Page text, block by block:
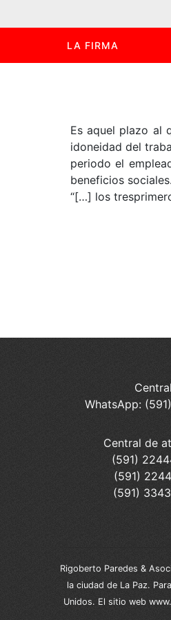
LA FIRMA
Es aquel plazo al
idoneidad del
periodo el
beneficios sociales.
“[…] los
WhatsApp:
Central de
(591)
(591)
(591)
Rigoberto Paredes &
la ciudad de La Paz.
Unidos. El sitio web